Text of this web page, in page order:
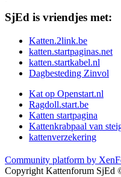
SjEd is vriendjes met:
Katten.2link.be
katten.startpaginas.net
katten.startkabel.nl
Dagbesteding Zinvol
Kat op Openstart.nl
Ragdoll.start.be
Katten startpagina
Kattenkrabpaal van
kattenverzekering
Community platform by
Copyright Kattenforum SjEd